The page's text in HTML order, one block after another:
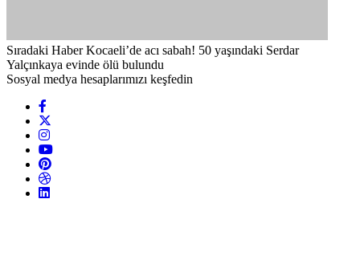
Sıradaki Haber Kocaeli’de acı sabah! 50 yaşındaki Serdar
Yalçınkaya evinde ölü bulundu
Sosyal medya hesaplarımızı keşfedin